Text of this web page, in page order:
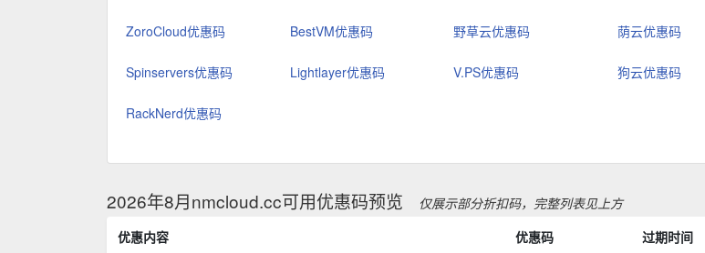
ZoroCloud优惠码 BestVM优惠码 野草云优惠码 荫云优惠码
Spinservers优惠码 Lightlayer优惠码 V.PS优惠码 狗云优惠码
RackNerd优惠码
2026年8月nmcloud.cc可用优惠码预览
仅展示部分折扣码，完整列表见上方
优惠内容
优惠码 过期时间